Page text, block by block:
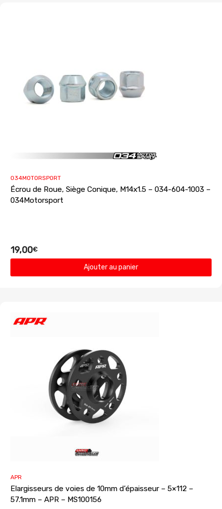
034MOTORSPORT
Écrou de Roue, Siège Conique, M14x1.5 – 034-604-1003 –
034Motorsport
19,00€
Ajouter au panier
APR
Elargisseurs de voies de 10mm d’épaisseur – 5×112 –
57.1mm – APR – MS100156